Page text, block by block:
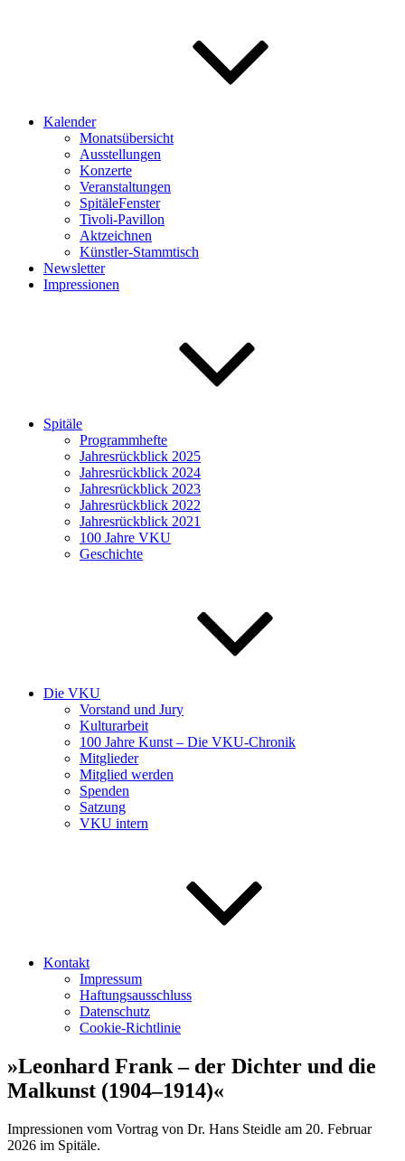
Kalender
Monatsübersicht
Ausstellungen
Konzerte
Veranstaltungen
SpitäleFenster
Tivoli-Pavillon
Aktzeichnen
Künstler-Stammtisch
Newsletter
Impressionen
Spitäle
Programmhefte
Jahresrückblick 2025
Jahresrückblick 2024
Jahresrückblick 2023
Jahresrückblick 2022
Jahresrückblick 2021
100 Jahre VKU
Geschichte
Die VKU
Vorstand und Jury
Kulturarbeit
100 Jahre Kunst – Die VKU-Chronik
Mitglieder
Mitglied werden
Spenden
Satzung
VKU intern
Kontakt
Impressum
Haftungsausschluss
Datenschutz
Cookie-Richtlinie
»Leonhard Frank – der Dichter und die
Malkunst (1904–1914)«
Impressionen vom Vortrag von Dr. Hans Steidle am 20. Februar
2026 im Spitäle.